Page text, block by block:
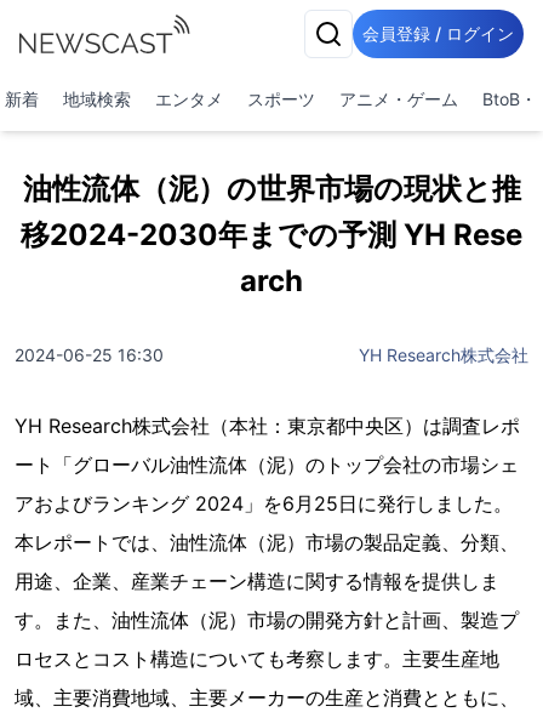
会員登録 / ログイン
新着 地域検索 エンタメ スポーツ アニメ・ゲーム BtoB・
油性流体（泥）の世界市場の現状と推
移2024-2030年までの予測 YH Rese
arch
2024-06-25 16:30 YH Research株式会社
YH Research株式会社（本社：東京都中央区）は調査レポ
ート「グローバル油性流体（泥）のトップ会社の市場シェ
アおよびランキング 2024」を6月25日に発行しました。
本レポートでは、油性流体（泥）市場の製品定義、分類、
用途、企業、産業チェーン構造に関する情報を提供しま
す。また、油性流体（泥）市場の開発方針と計画、製造プ
ロセスとコスト構造についても考察します。主要生産地
域、主要消費地域、主要メーカーの生産と消費とともに、